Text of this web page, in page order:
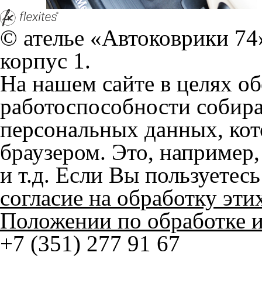
и т.д. Если Вы
согласие на обработку
Положении по обработке
+7 (351) 277 91 67